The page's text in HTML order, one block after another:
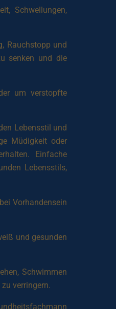
Schwellungen,
Rauchstopp und
senken und die
um verstopfte
Lebensstil und
Müdigkeit oder
Einfache
Lebensstils,
Vorhandensein
und gesunden
Schwimmen
verringern.